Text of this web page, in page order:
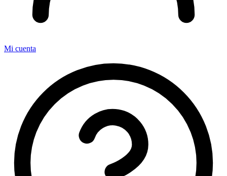
Mi cuenta